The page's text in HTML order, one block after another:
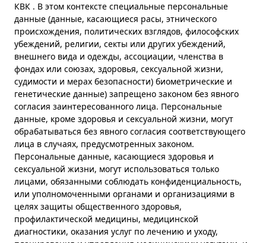
КВК . В этом контексте специальные персональные
данные (данные, касающиеся расы, этнического
происхождения, политических взглядов, философских
убеждений, религии, секты или других убеждений,
внешнего вида и одежды, ассоциации, членства в
фондах или союзах, здоровья, сексуальной жизни,
судимости и мерах безопасности) биометрические и
генетические данные) запрещено законом без явного
согласия заинтересованного лица. Персональные
данные, кроме здоровья и сексуальной жизни, могут
обрабатываться без явного согласия соответствующего
лица в случаях, предусмотренных законом.
Персональные данные, касающиеся здоровья и
сексуальной жизни, могут использоваться только
лицами, обязанными соблюдать конфиденциальность,
или уполномоченными органами и организациями в
целях защиты общественного здоровья,
профилактической медицины, медицинской
диагностики, оказания услуг по лечению и уходу,